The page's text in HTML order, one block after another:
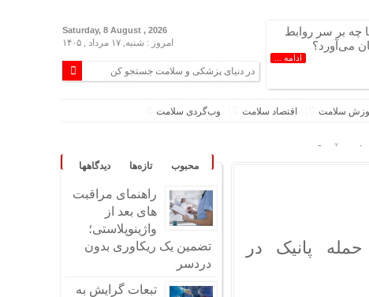
چه بر سر روابط
می‌آورد؟
ادامه ...
Saturday, 8 August , 2026
امروز : شنبه, ۱۷ مرداد , ۱۴۰۵
سلامت اقتصاد سلامت وب‌گردی سلامت
می‌آورد؟
انواع، نشانه‌ها و راه‌های مقابله
هستند؟
استرس خارج می‌کند؟
پانیک در
محبوب تازه‌ها دیدگاهها
راهنمای مراقبت
های بعد از
واژینوپلاستی؛
تضمین یک ریکاوری بدون
دردسر
تبعات گرایش به